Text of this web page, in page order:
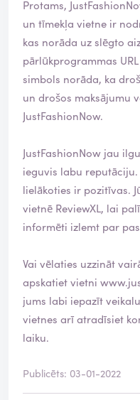
Protams,
un tīmekļa vietne ir
kas norāda uz slēgto
pārlūkprogrammas URL joslas
simbols norāda, ka
un drošos maksājumu
JustFashionNow.
JustFashionNow jau
ieguvis labu reputāciju. Tā klientu atsauksmes
lielākoties ir pozitīvas. Jūs varat atstāt savu atsauksmi
vietnē ReviewXL, lai
informēti izlemt par
Vai vēlaties uzzināt
apskatiet vietni
jums labi iepazīt veikalu
vietnes arī atradīsiet
laiku.
Publicēts: 03-01-2022